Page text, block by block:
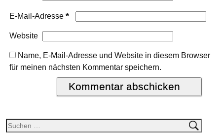
E-Mail-Adresse *
Website
Name, E-Mail-Adresse und Website in diesem Browser
für meinen nächsten Kommentar speichern.